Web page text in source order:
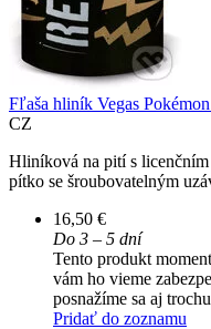
Fľaša hliník Vegas
CZ
Hliníková na pití s
pítko se šroubovatelným
16,50 €
Do 3 – 5 dní
Tento produkt
vám ho vieme
posnažíme sa aj
Pridať do zoznamu